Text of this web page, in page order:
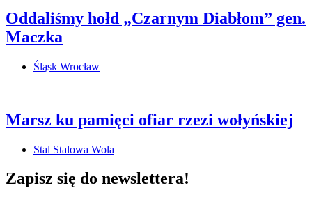
Oddaliśmy hołd „Czarnym Diabłom” gen.
Maczka
Śląsk Wrocław
Marsz ku pamięci ofiar rzezi wołyńskiej
Stal Stalowa Wola
Zapisz się do newslettera!